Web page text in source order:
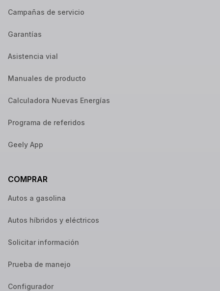
Campañas de servicio
Garantías
Asistencia vial
Manuales de producto
Calculadora Nuevas Energías
Programa de referidos
Geely App
COMPRAR
Autos a gasolina
Autos híbridos y eléctricos
Solicitar información
Prueba de manejo
Configurador